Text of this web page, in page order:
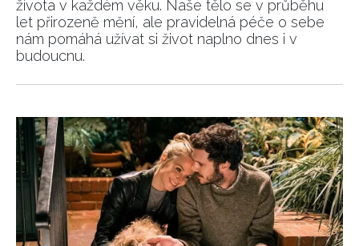
REDAKCE
života v každém věku. Naše tělo se v průběhu
let přirozeně mění, ale pravidelná péče o sebe
nám pomáhá užívat si život naplno dnes i v
budoucnu.